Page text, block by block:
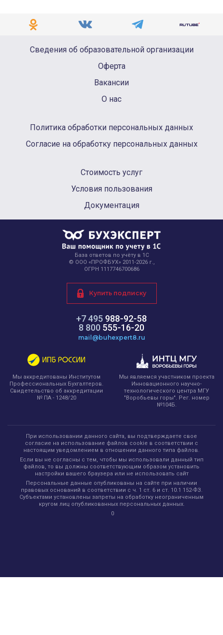
Сведения об образовательной организации
Оферта
Вакансии
О нас
Политика обработки персональных данных
Согласие на обработку персональных данных
Стоимость услуг
Условия пользования
Документация
База ответов по учёту в 1С
© ООО «ПРОФБУХ» 2011-2026 г.,
ОГРН 1117746700686
+7 495 988-92-58
8 800 555-16-20
mail@buhexpert8.ru
Купить подписку
Мы аккредитованы Институтом
Профессиональных Бухгалтеров.
Свидетельство об аккредитации
№ ПА - 1248/20
Мы являемся участником проекта
Инновационного научно-
технологического центра МГУ
"Воробьевы горы". Рег. номер
№104Б.
При использовании данного сайта, вы подтверждаете свое
согласие на использование файлов cookie в соответствии с
настоящим уведомлением в отношении данного типа файлов.
Если вы не согласны с тем, чтобы мы использовали данный тип
файлов, то вы должны соответствующим образом установить
настройки вашего браузера или не использовать сайт
Персональные данные опубликованы на сайте при наличии
правовых оснований в соответствии с ч. 1 ст. 6 и ст. 10.1 152-ФЗ.
Субъектами установлены запреты на обработку неограниченным
кругом лиц опубликованных персональных данных.
0